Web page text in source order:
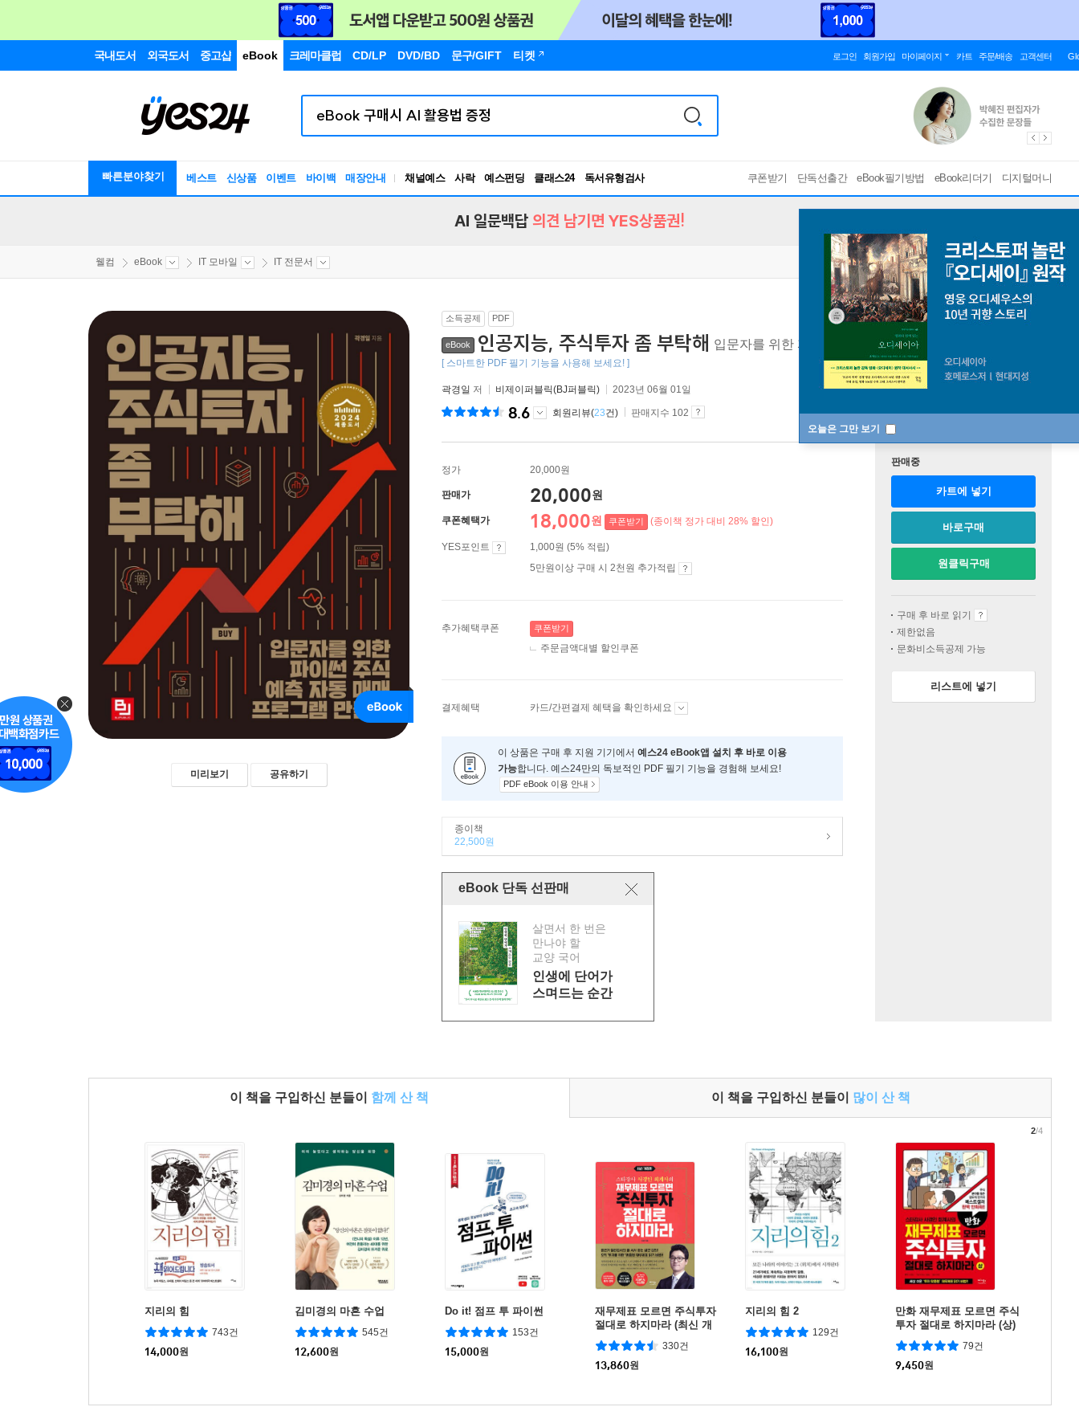
국내도서 외국도서 중고샵 eBook 크레마클럽 CD/LP DVD/BD 문구/GIFT 티켓 로그인 회원가입 마이페이지 카트 주문/배송 고객센터
빠른분야찾기 베스트 신상품 이벤트 바이백 매장안내 채널예스 사락 예스펀딩 클래스24
독서유형검사
RBTI Lab
쿠폰받기 단독선출간 eBook필기방법 eBook리더기 디지털머니
오늘은 그만 보기
AI 일문백답 의견 남기면 YES상품권!
웰컴 eBook IT 모바일 IT 전문서
미리보기 공유하기
소득공제 PDF
eBook 인공지능, 주식투자 좀 부탁해 입문자를 위한 파이썬 주식 예측 자동 매매 프로그램 만들기
[ 스마트한 PDF 필기 기능을 사용해 보세요! ]
곽경일 저 비제이퍼블릭(BJ퍼블릭) 2023년 06월 01일
8.6 회원리뷰(23건) 판매지수 102
정가 20,000원
판매가 20,000원
쿠폰혜택가 18,000원 쿠폰받기 (종이책 정가 대비 28% 할인)
YES포인트
1,000원 (5% 적립)
5만원이상 구매 시 2천원 추가적립
추가혜택쿠폰 쿠폰받기
주문금액대별 할인쿠폰
결제혜택 카드/간편결제 혜택을 확인하세요
이 상품은 구매 후 지원 기기에서 예스24 eBook앱 설치 후 바로 이용
가능합니다. 예스24만의 독보적인 PDF 필기 기능을 경험해 보세요!
PDF eBook 이용 안내
종이책
22,500원
eBook 단독 선판매
살면서 한 번은
만나야 할
교양 국어
인생에 단어가
스며드는 순간
판매중
카트에 넣기
바로구매
원클릭구매
구매 후 바로 읽기
제한없음
문화비소득공제 가능
리스트에 넣기
이 책을 구입하신 분들이 함께 산 책 이 책을 구입하신 분들이 많이 산 책
지리의 힘
743건
14,000원
김미경의 마흔 수업
545건
12,600원
Do it! 점프 투 파이썬
153건
15,000원
재무제표 모르면 주식투자
절대로 하지마라 (최신 개
정판)
330건
13,860원
지리의 힘 2
129건
16,100원
만화 재무제표 모르면 주식
투자 절대로 하지마라 (상)
79건
9,450원
2/4